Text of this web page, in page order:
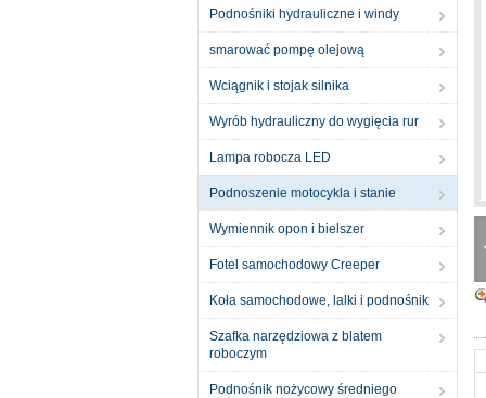
Podnośniki hydrauliczne i windy
smarować pompę olejową
Wciągnik i stojak silnika
Wyrób hydrauliczny do wygięcia rur
Lampa robocza LED
Podnoszenie motocykla i stanie
Wymiennik opon i bielszer
Fotel samochodowy Creeper
Koła samochodowe, lalki i podnośnik
Szafka narzędziowa z blatem
roboczym
Podnośnik nożycowy średniego